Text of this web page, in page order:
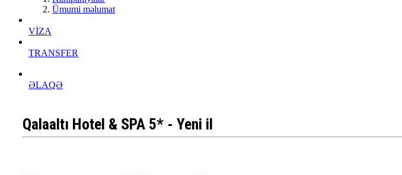
Ümumi məlumat
VİZA
TRANSFER
ƏLAQƏ
Qalaaltı Hotel & SPA 5* - Yeni il